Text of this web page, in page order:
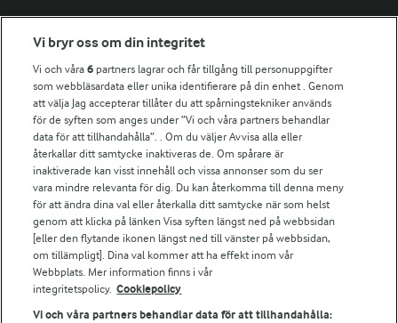
Fler Arlasajter
För ägare
Arlas kundportal
Arla.com
Falbygdens Ost
Arla webbshop
Bildbank
Följ oss
Vi bryr oss om din integritet
Vi och våra6 partners lagrar och får tillgång till personuppgifter
som webbläsardata eller unika identifierare på din enhet . Genom
att välja Jag accepterar tillåter du att spårningstekniker används
för de syften som anges under ”Vi och våra partners behandlar
data för att tillhandahålla”. . Om du väljer Avvisa alla eller
återkallar ditt samtycke inaktiveras de. Om spårare är
inaktiverade kan visst innehåll och vissa annonser som du ser
vara mindre relevanta för dig. Du kan återkomma till denna meny
för att ändra dina val eller återkalla ditt samtycke när som helst
genom att klicka på länken Visa syften längst ned på webbsidan
[eller den flytande ikonen längst ned till vänster på webbsidan,
om tillämpligt]. Dina val kommer att ha effekt inom vår
Webbplats. Mer information finns i vår
integritetspolicy. Cookiepolicy
Vi och våra partners behandlar data för att tillhandahålla: